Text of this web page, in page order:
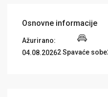
Osnovne informacije
Ažurirano:
04.08.20262 Spavaće sobe